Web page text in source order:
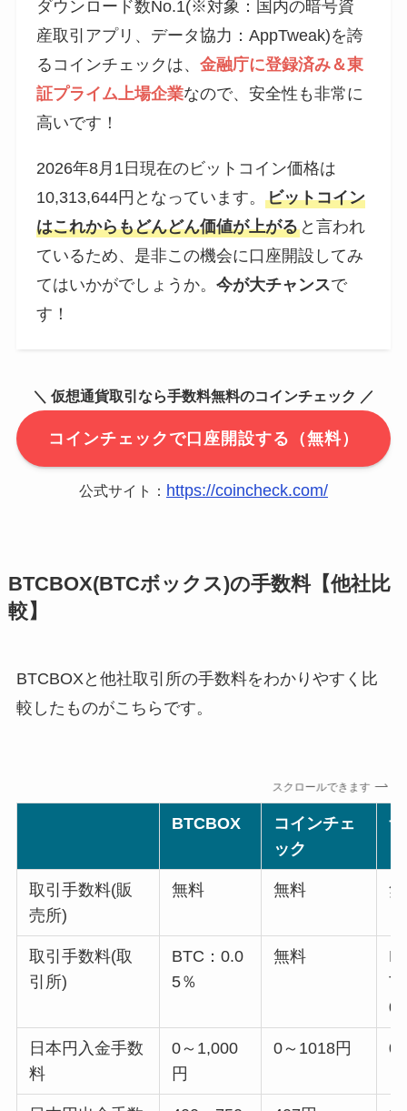
ダウンロード数No.1(※対象：国内の暗号資
産取引アプリ、データ協力：AppTweak)を誇
るコインチェックは、金融庁に登録済み＆東
証プライム上場企業なので、安全性も非常に
高いです！
2026年8月1日現在のビットコイン価格は
10,313,644円となっています。ビットコイン
はこれからもどんどん価値が上がる と言われ
ているため、是非この機会に口座開設してみ
てはいかがでしょうか。今が大チャンスで
す！
＼ 仮想通貨取引なら手数料無料のコインチェック ／
コインチェックで口座開設する（無料）
公式サイト： https://coincheck.com/
BTCBOX(BTCボックス)の手数料【他社比
較】
BTCBOXと他社取引所の手数料をわかりやすく比
較したものがこちらです。
スクロールできます
BTCBOX
コインチェ
ック
取引手数料(販
売所)
無料 無料
取引手数料(取
引所)
BTC：0.0
5％
無料
日本円入金手数
料
0～1,000
円
0～1018円 0